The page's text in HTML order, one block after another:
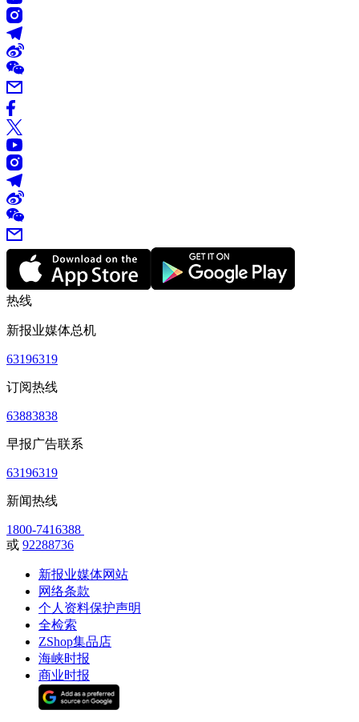
热线
新报业媒体总机
63196319
订阅热线
63883838
早报广告联系
63196319
新闻热线
1800-7416388
或 92288736
新报业媒体网站
网络条款
个人资料保护声明
全检索
ZShop集品店
海峡时报
商业时报